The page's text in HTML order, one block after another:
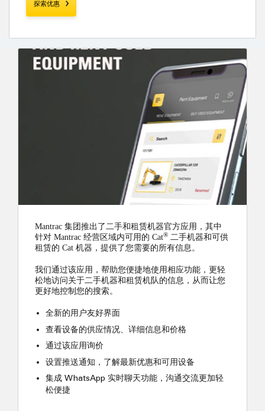
探索优惠
Mantrac 集团推出了二手和租赁机器官方应用，其中
针对 Mantrac 经营区域内可用的 Cat® 二手机器和可供
租赁的 Cat 机器，提供了您需要的所有信息。
我们通过该应用，帮助您便捷地使用相应功能，更轻
松地访问关于二手机器和租赁机队的信息，从而让您
更好地控制您的搜索。
全新的用户友好界面
查看设备的供应情况、详细信息和价格
通过该应用询价
设置推送通知，了解最新优惠和可用设备
集成 WhatsApp 实时聊天功能，沟通交流更加轻
松便捷